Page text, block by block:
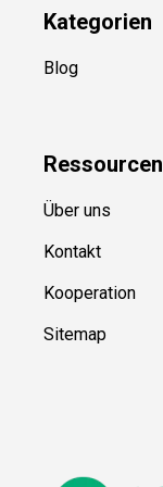
Kategorien
Blog
Ressourcen
Über uns
Kontakt
Kooperation
Sitemap